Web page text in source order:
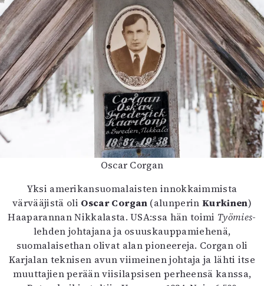
Oscar Corgan
Yksi amerikansuomalaisten innokkaimmista
värvääjistä oli Oscar Corgan (alunperin Kurkinen)
Haaparannan Nikkalasta. USA:ssa hän toimi Työmies-
lehden johtajana ja osuuskauppamiehenä,
suomalaisethan olivat alan pioneereja. Corgan oli
Karjalan teknisen avun viimeinen johtaja ja lähti itse
muuttajien perään viisilapsisen perheensä kanssa,